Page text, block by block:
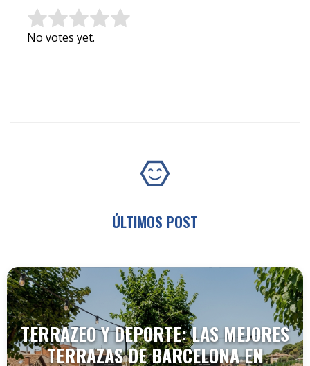
Rate this item:
No votes yet.
ÚLTIMOS POST
TERRAZEO Y DEPORTE: LAS MEJORES
TERRAZAS DE BARCELONA EN